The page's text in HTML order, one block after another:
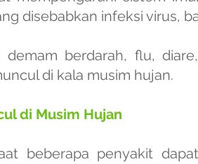
disebabkan infeksi virus,
berdarah, flu,
di kala musim hujan.
di Musim Hujan
beberapa penyakit